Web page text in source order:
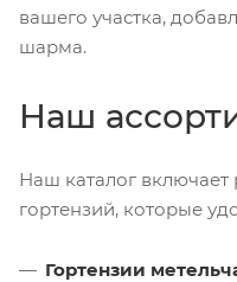
вашего участка,
шарма.
Наш
Наш каталог
гортензий, которые
Гортензии